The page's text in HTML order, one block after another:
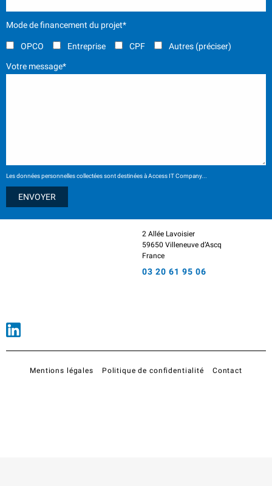
Mode de financement du projet*
OPCO Entreprise CPF Autres (préciser)
Votre message*
Les données personnelles collectées sont destinées à Access IT Company...
2 Allée Lavoisier
59650 Villeneuve d’Ascq
France
03 20 61 95 06
Mentions légales Politique de confidentialité Contact